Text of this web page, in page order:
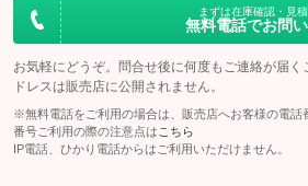
まずは在庫確認・見
無料電話でお問
お気軽にどうぞ。問合せ後に何度もご連絡が届
ドレスは販売店に公開されません。
※無料電話をご利用の場合は、販売店へお客様の電話
番号ご利用の際の注意点は こちら
IP電話、ひかり電話からはご利用いただけません。